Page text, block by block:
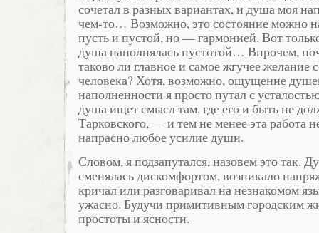
сочетал в разных вариантах, и душа моя
чем-то… Возможно, это состояние можно
пусть и пустой, но — гармонией. Вот
душа наполнялась пустотой… Впрочем,
таково ли главное и самое жгучее желание
человека? Хотя, возможно, ощущение
наполненности я просто путал с
душа ищет смысл там, где его и быть не
Тарковского, — и тем не менее эта работа
напрасно любое усилие души.
Словом, я подзапутался, назовем это так.
сменялась дискомфортом, возникало
кричал или разговаривал на незнакомом
ужасно. Будучи примитивным городским
простоты и ясности.